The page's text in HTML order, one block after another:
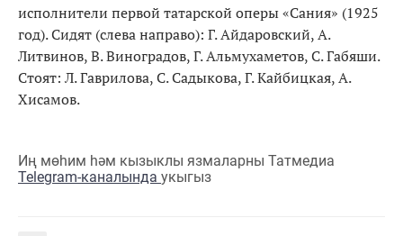
исполнители первой татарской оперы «Сания» (1925
год). Сидят (слева направо): Г. Айдаровский, А.
Литвинов, В. Виногра­дов, Г. Альмухаметов, С. Габяши.
Стоят: Л. Гаврилова, С. Садыкова, Г. Кайбицкая, А.
Хисамов.
Иң мөһим һәм кызыклы язмаларны Татмедиа
Telegram-каналында укыгыз